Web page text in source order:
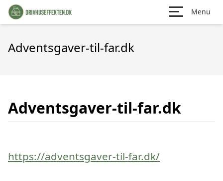
Menu
Adventsgaver-til-far.dk
Adventsgaver-til-far.dk
https://adventsgaver-til-far.dk/